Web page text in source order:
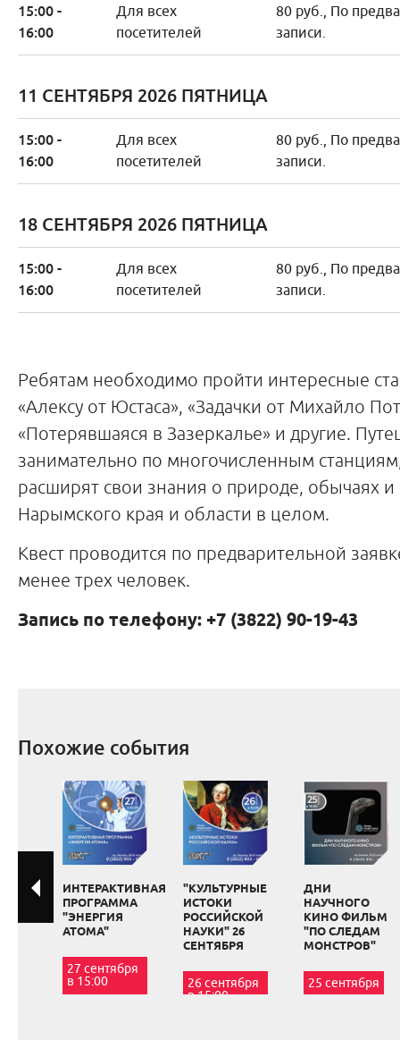
15:00 -
16:00
Для всех
посетителей
80 руб., По
записи.
11 СЕНТЯБРЯ 2026 ПЯТНИЦА
15:00 -
16:00
Для всех
посетителей
80 руб., По
записи.
18 СЕНТЯБРЯ 2026 ПЯТНИЦА
15:00 -
16:00
Для всех
посетителей
80 руб., По
записи.
Ребятам необходимо пройти интересные
«Алексу от Юстаса», «Задачки от Михайло
«Потерявшаяся в Зазеркалье» и другие.
занимательно по многочисленным
расширят свои знания о природе, обычаях и
Нарымского края и области в целом.
Квест проводится по предварительной
менее трех человек.
Запись по телефону: +7 (3822) 90-19-43
Похожие события
ИНТЕРАКТИВНАЯ
ПРОГРАММА
"ЭНЕРГИЯ
АТОМА"
27 сентября
в 15:00
"КУЛЬТУРНЫЕ
ИСТОКИ
РОССИЙСКОЙ
НАУКИ" 26
СЕНТЯБРЯ
26 сентября
в 15:00
ДНИ
НАУЧНОГО
КИНО ФИЛЬМ
"ПО СЛЕДАМ
МОНСТРОВ"
25 сентября